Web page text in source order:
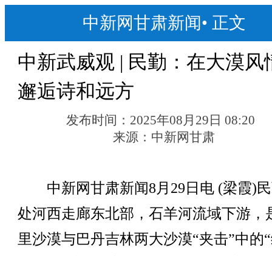
中新网甘肃新闻• 正文
中新武威观 | 民勤：在大漠风
邂逅诗和远方
发布时间： 2025年08月29日 08:20
来源： 中新网甘肃
中新网甘肃新闻8月29日电 (梁霞)
处河西走廊东北部，石羊河流域下游，
里沙漠与巴丹吉林两大沙漠“夹击”中的